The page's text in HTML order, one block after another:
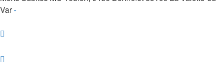
Var-